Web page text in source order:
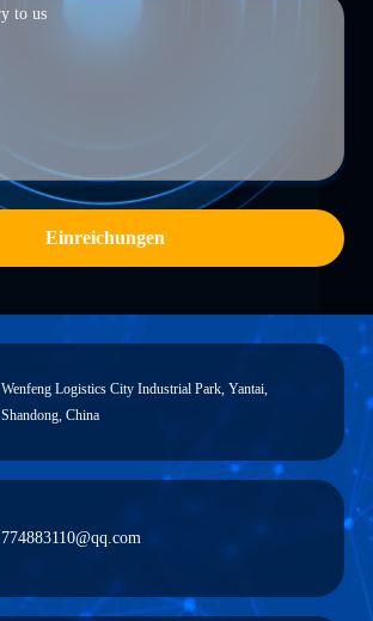
Einreichungen
Wenfeng Logistics City Industrial Park, Yantai,
Shandong, China
774883110@qq.com